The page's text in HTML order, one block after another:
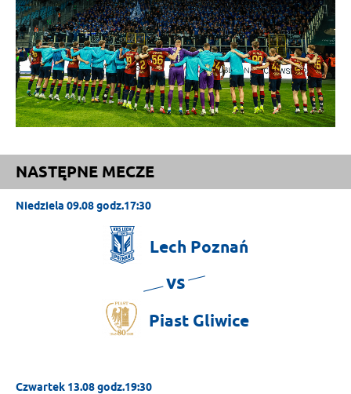
NASTĘPNE MECZE
Niedziela 09.08 godz.17:30
Lech Poznań
vs
Piast Gliwice
Czwartek 13.08 godz.19:30